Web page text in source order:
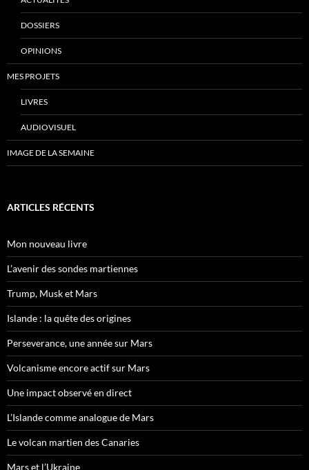
DOSSIERS
OPINIONS
MES PROJETS
LIVRES
AUDIOVISUEL
IMAGE DE LA SEMAINE
ARTICLES RÉCENTS
Mon nouveau livre
L’avenir des sondes martiennes
Trump, Musk et Mars
Islande : la quête des origines
Perseverance, une année sur Mars
Volcanisme encore actif sur Mars
Une impact observé en direct
L’Islande comme analogue de Mars
Le volcan martien des Canaries
Mars et l’Ukraine